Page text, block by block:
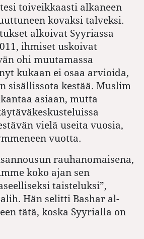
toiveikkaasti alkaneen
kovaksi talveksi.
alkoivat Syyriassa
ihmiset uskoivat
ohi muutamassa
kukaan ei osaa arvioida,
sisällissota kestää. Muslim
asiaan, mutta
vielä useita vuosia,
vuotta.
rauhanomaisena,
koko ajan sen
taisteluksi”,
Hän selitti Bashar al-
tätä, koska Syyrialla on